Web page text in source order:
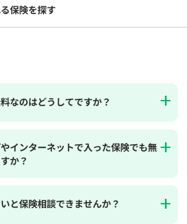
保険を探す
なのはどうしてですか？
インターネットで入った保険でも無
か？
と保険相談できませんか？